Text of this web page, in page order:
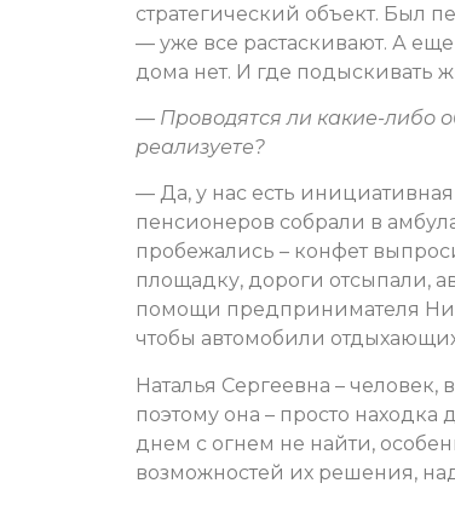
стратегический объект. Был
— уже все растаскивают. А
дома нет. И где подыскивать
— Проводятся ли какие-либо
реализуете?
— Да, у нас есть
пенсионеров собрали в
пробежались – конфет
площадку, дороги отсыпали,
помощи предпринимателя
чтобы автомобили
Наталья Сергеевна –
поэтому она – просто
днем с огнем не найти,
возможностей их решения,